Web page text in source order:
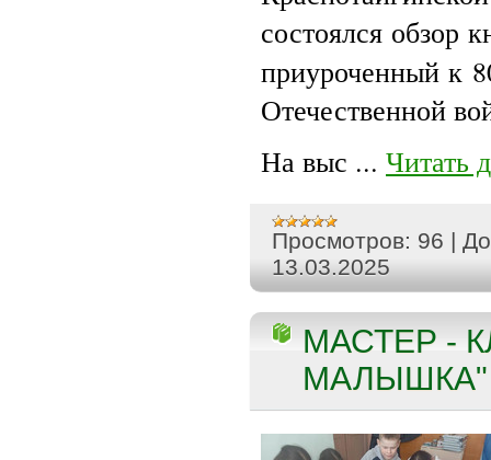
состоялся обзор
приуроченный к
Отечественной
На выс ... Читать
Просмотров: 96 |
13.03.2025
МАСТЕР -
МАЛЫШКА"